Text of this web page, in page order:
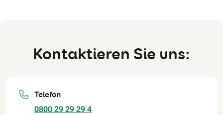
Kontaktieren Sie uns:
Telefon
0800 29 29 29 4